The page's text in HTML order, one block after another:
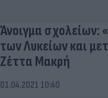
Άνοιγμα σχολείων:
των Λυκείων και
Ζέττα Μακρή
01.04.2021 10:40